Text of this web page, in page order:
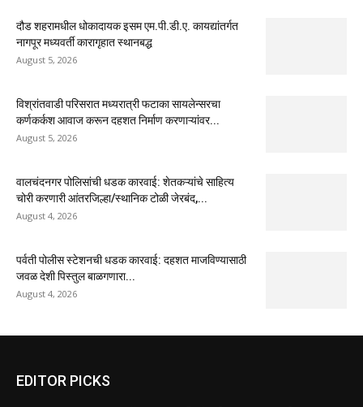
दौड शहरामधील धोकादायक इसम एम.पी.डी.ए. कायद्यांतर्गत
नागपूर मध्यवर्ती कारागृहात स्थानबद्ध
August 5, 2026
विश्रांतवाडी परिसरात मध्यरात्री फटाका सायलेन्सरचा
कर्णकर्कश आवाज करून दहशत निर्माण करणाऱ्यांवर...
August 5, 2026
वालचंदनगर पोलिसांची धडक कारवाई: शेतकऱ्यांचे साहित्य
चोरी करणारी आंतरजिल्हा/स्थानिक टोळी जेरबंद,...
August 4, 2026
पर्वती पोलीस स्टेशनची धडक कारवाई: दहशत माजविण्यासाठी
जवळ देशी पिस्तुल बाळगणारा...
August 4, 2026
EDITOR PICKS